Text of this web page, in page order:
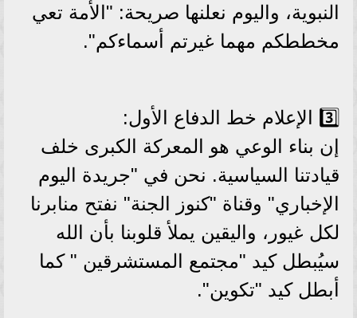
النبوية، واليوم نعلنها صريحة: "الأمة تعي
مخططكم مهما غيرتم أسماءكم".
3️⃣ الإعلام خط الدفاع الأول:
إن بناء الوعي هو المعركة الكبرى خلف
قيادتنا السياسية. نحن في "جريدة اليوم
الإخباري" وقناة "كنوز الجنة" نفتح منابرنا
لكل غيور، واليقين يملأ قلوبنا بأن الله
سيُبطل كيد "مجتمع المستشرقين " كما
أبطل كيد "تكوين".